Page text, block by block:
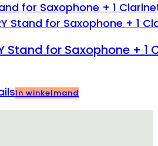
Stand for Saxophone + 1
In winkelmand